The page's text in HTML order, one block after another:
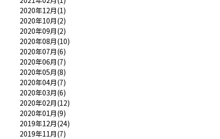
2020年12月(1)
2020年10月(2)
2020年09月(2)
2020年08月(10)
2020年07月(6)
2020年06月(7)
2020年05月(8)
2020年04月(7)
2020年03月(6)
2020年02月(12)
2020年01月(9)
2019年12月(24)
2019年11月(7)